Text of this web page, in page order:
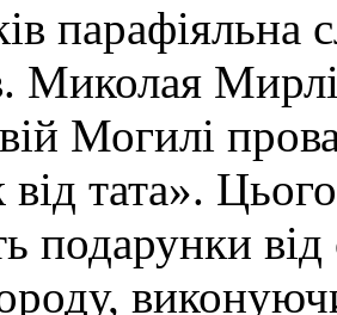
парафіяльна
Миколая
Могилі
тата».
подарунки від